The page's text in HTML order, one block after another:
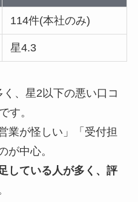
114件(本社のみ)
星4.3
、星2以下の悪い口コ
す。
業が怪しい」「受付担
が中心。
している人が多く、評